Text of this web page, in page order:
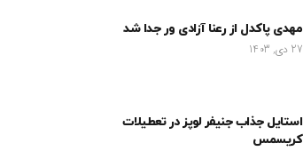
مهدی پاکدل از رعنا آزادی ور جدا شد
27 دی, 1403
استایل جذاب جنیفر لوپز در تعطیلات
کریسمس